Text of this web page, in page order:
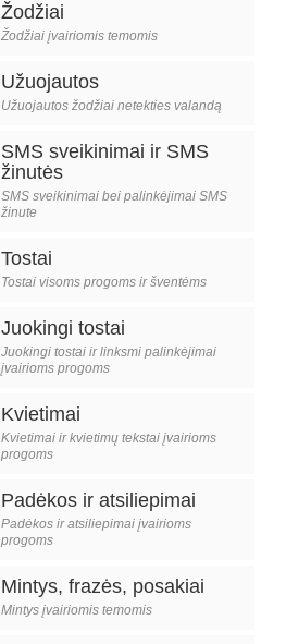
Žodžiai
Žodžiai įvairiomis temomis
Užuojautos
Užuojautos žodžiai netekties valandą
SMS sveikinimai ir SMS
žinutės
SMS sveikinimai bei palinkėjimai SMS
žinute
Tostai
Tostai visoms progoms ir šventėms
Juokingi tostai
Juokingi tostai ir linksmi palinkėjimai
įvairioms progoms
Kvietimai
Kvietimai ir kvietimų tekstai įvairioms
progoms
Padėkos ir atsiliepimai
Padėkos ir atsiliepimai įvairioms
progoms
Mintys, frazės, posakiai
Mintys įvairiomis temomis